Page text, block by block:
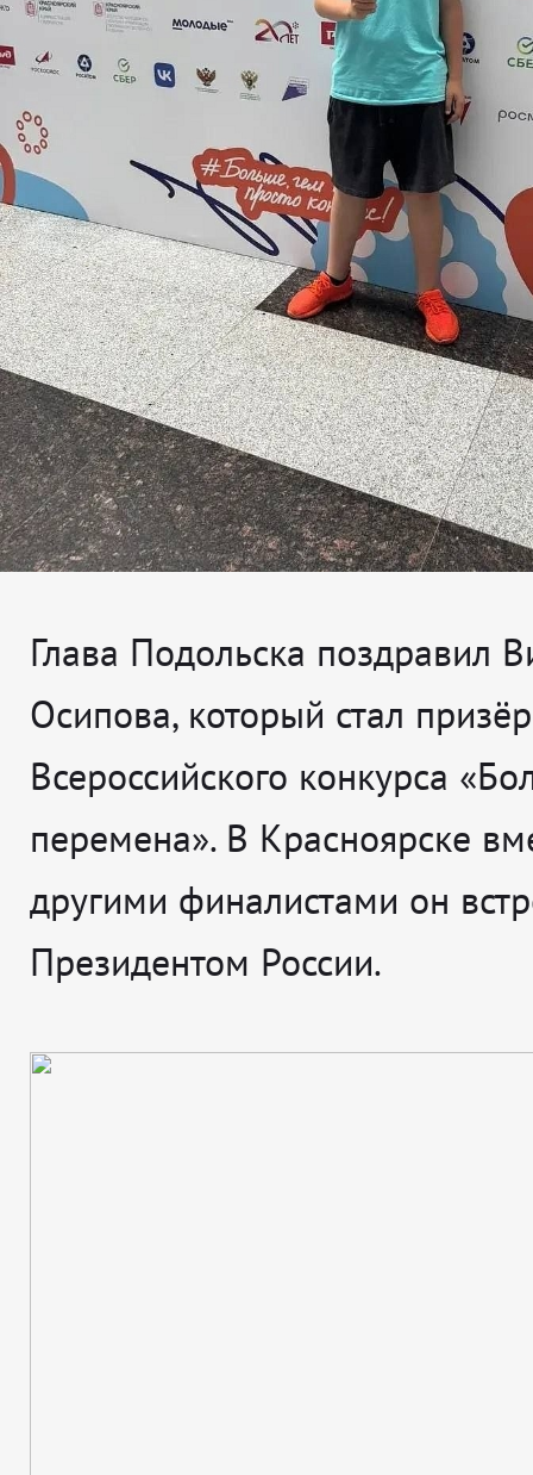
Глава Подольска поздравил
Осипова, который стал
Всероссийского конкурса
перемена». В Красноярске
другими финалистами он
Президентом России.